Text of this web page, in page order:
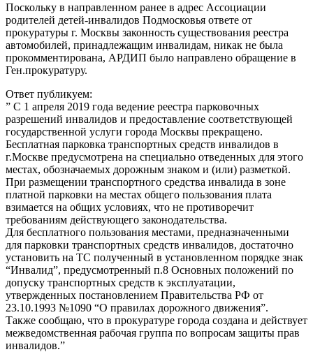
Поскольку в направленном ранее в адрес Ассоциации
родителей детей-инвалидов Подмосковья ответе от
прокуратуры г. Москвы законность существования реестра
автомобилей, принадлежащим инвалидам, никак не была
прокомментирована, АРДИП было направлено обращение в
Ген.прокуратуру.
Ответ публикуем:
” С 1 апреля 2019 года ведение реестра парковочных
разрешений инвалидов и предоставление соответствующей
государственной услуги города Москвы прекращено.
Бесплатная парковка транспортных средств инвалидов в
г.Москве предусмотрена на специально отведенных для этого
местах, обозначаемых дорожным знаком и (или) разметкой.
При размещении транспортного средства инвалида в зоне
платной парковки на местах общего пользования плата
взимается на общих условиях, что не противоречит
требованиям действующего законодательства.
Для бесплатного пользования местами, предназначенными
для парковки транспортных средств инвалидов, достаточно
установить на ТС полученный в установленном порядке знак
“Инвалид”, предусмотренный п.8 Основных положений по
допуску транспортных средств к эксплуатации,
утвержденных постановлением Правительства РФ от
23.10.1993 №1090 “О правилах дорожного движения”.
Также сообщаю, что в прокуратуре города создана и действует
межведомственная рабочая группа по вопросам защиты прав
инвалидов.”